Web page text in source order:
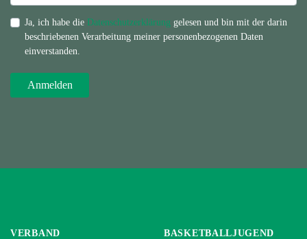
Ja, ich habe die Datenschutzerklärung gelesen und bin mit der darin
beschriebenen Verarbeitung meiner personenbezogenen Daten
einverstanden.
VERBAND
BASKETBALLJUGEND